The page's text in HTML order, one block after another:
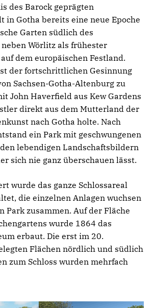
des Barock geprägten
in Gotha bereits eine neue Epoche
Garten südlich des
Wörlitz als frühester
dem europäischen Festland.
der fortschrittlichen Gesinnung
Sachsen-Gotha-Altenburg zu
John Haverfield aus Kew Gardens
direkt aus dem Mutterland der
nach Gotha holte. Nach
ein Park mit geschwungenen
lebendigen Landschaftsbildern
sich nie ganz überschauen lässt.
wurde das ganze Schlossareal
die einzelnen Anlagen wuchsen
Park zusammen. Auf der Fläche
wurde 1864 das
erbaut. Die erst im 20.
Flächen nördlich und südlich
zum Schloss wurden mehrfach